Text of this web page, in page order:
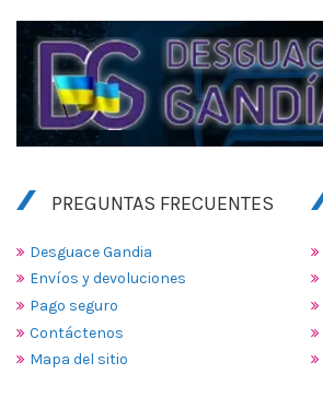
PREGUNTAS FRECUENTES
Desguace Gandia
Envíos y devoluciones
Pago seguro
Contáctenos
Mapa del sitio